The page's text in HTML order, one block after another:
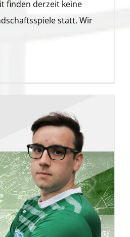
finden derzeit keine
statt. Wir